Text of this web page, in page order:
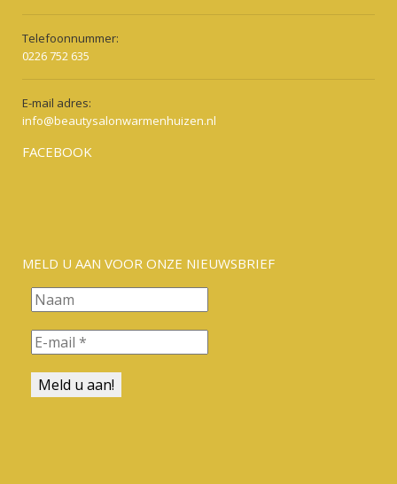
Telefoonnummer:
0226 752 635
E-mail adres:
info@beautysalonwarmenhuizen.nl
FACEBOOK
MELD U AAN VOOR ONZE NIEUWSBRIEF